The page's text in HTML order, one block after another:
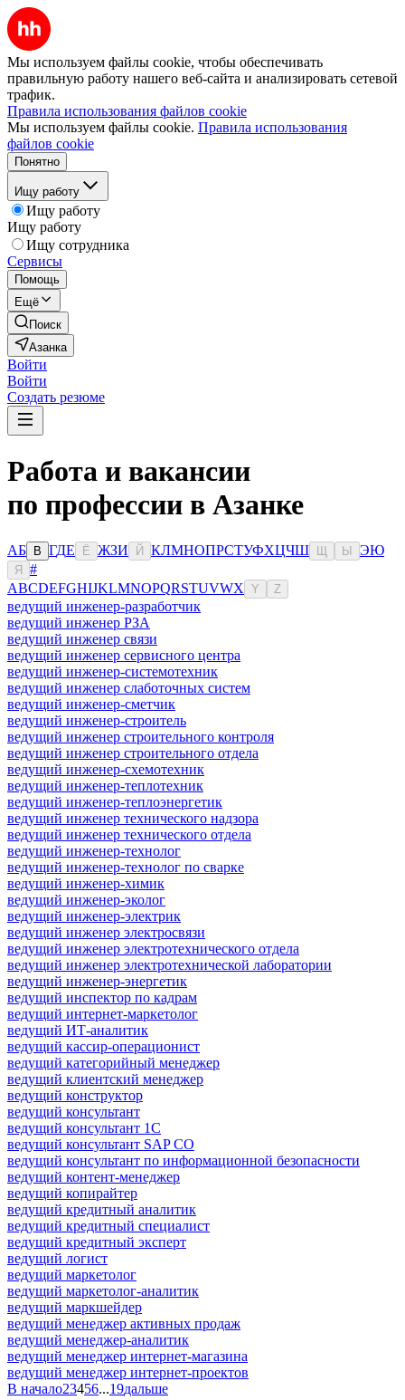
Мы используем файлы cookie, чтобы обеспечивать
правильную работу нашего веб-сайта и анализировать сетевой
трафик.
Правила использования файлов cookie
Мы используем файлы cookie. Правила использования
файлов cookie
Понятно
Ищу работу
Ищу работу
Ищу работу
Ищу сотрудника
Сервисы
Помощь
Ещё
Поиск
Азанка
Войти
Войти
Создать резюме
Работа и вакансии
по профессии в Азанке
АБ В ГДЕ Ё ЖЗИ Й КЛМНОПРСТУФХЦЧШ Ы ЭЮ
Я
#
ABCDEFGHIJKLMNOPQRSTUVWX Y Z
ведущий инженер-разработчик
ведущий инженер РЗА
ведущий инженер связи
ведущий инженер сервисного центра
ведущий инженер-системотехник
ведущий инженер слаботочных систем
ведущий инженер-сметчик
ведущий инженер-строитель
ведущий инженер строительного контроля
ведущий инженер строительного отдела
ведущий инженер-схемотехник
ведущий инженер-теплотехник
ведущий инженер-теплоэнергетик
ведущий инженер технического надзора
ведущий инженер технического отдела
ведущий инженер-технолог
ведущий инженер-технолог по сварке
ведущий инженер-химик
ведущий инженер-эколог
ведущий инженер-электрик
ведущий инженер электросвязи
ведущий инженер электротехнического отдела
ведущий инженер электротехнической лаборатории
ведущий инженер-энергетик
ведущий инспектор по кадрам
ведущий интернет-маркетолог
ведущий ИТ-аналитик
ведущий кассир-операционист
ведущий категорийный менеджер
ведущий клиентский менеджер
ведущий конструктор
ведущий консультант
ведущий консультант 1С
ведущий консультант SAP CO
ведущий консультант по информационной безопасности
ведущий контент-менеджер
ведущий копирайтер
ведущий кредитный аналитик
ведущий кредитный специалист
ведущий кредитный эксперт
ведущий логист
ведущий маркетолог
ведущий маркетолог-аналитик
ведущий маркшейдер
ведущий менеджер активных продаж
ведущий менеджер-аналитик
ведущий менеджер интернет-магазина
ведущий менеджер интернет-проектов
В начало23456...19дальше